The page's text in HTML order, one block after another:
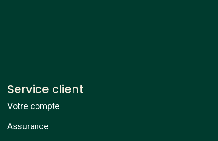
Service client
Votre compte
Assurance